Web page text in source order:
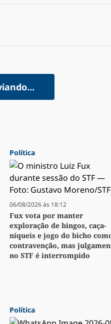
Política
06/08/2026 às 18:12
Fux vota por manter
exploração de bingos, caça-
níqueis e jogo do bicho
contravenção, mas
no STF é interrompido
Política